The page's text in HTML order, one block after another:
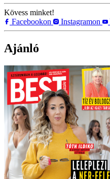
Kövess minket!
Facebookon
Instagramon
Ajánló